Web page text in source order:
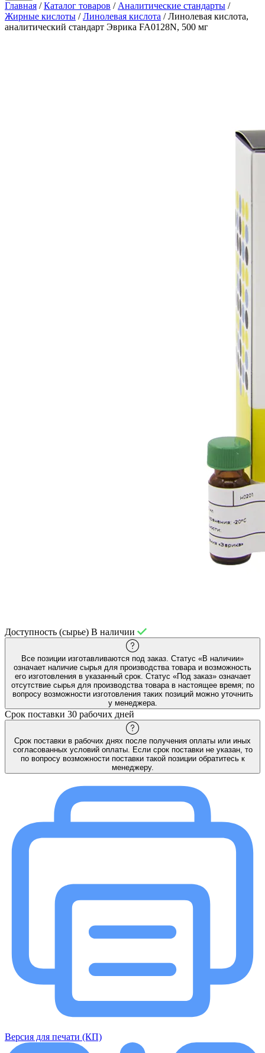
Главная / Каталог товаров / Аналитические стандарты /
Жирные кислоты / Линолевая кислота / Линолевая кислота,
аналитический стандарт Эврика FA0128N, 500 мг
Доступность (сырье) В наличии
Все позиции изготавливаются под заказ. Статус «В наличии»
означает наличие сырья для производства товара и возможность
его изготовления в указанный срок. Статус «Под заказ» означает
отсутствие сырья для производства товара в настоящее время; по
вопросу возможности изготовления таких позиций можно уточнить
у менеджера.
Срок поставки 30 рабочих дней
Срок поставки в рабочих днях после получения оплаты или иных
согласованных условий оплаты. Если срок поставки не указан, то
по вопросу возможности поставки такой позиции обратитесь к
менеджеру.
Версия для печати (КП)